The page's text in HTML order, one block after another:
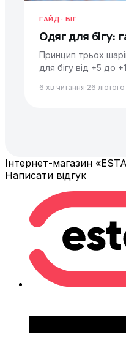
ГАЙД · БІГ
Одяг для бігу:
Принцип трьох
для бігу від +5 до
6 хв читання·26 лютого
Інтернет-магазин
Написати відгук